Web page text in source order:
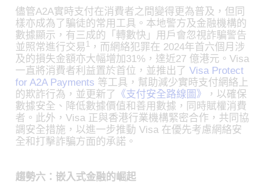
儘管A2A實時支付在消費者之間變得更為普及，但同
樣亦成為了騙徒的常用工具。本地警方及金融機構的
數據顯示，有三成的「轉數快」用戶會忽視詐騙警告
並照常進行交易 1
，而網絡犯罪在 2024年首六個月涉
及的損失金額亦大幅增加31%，達近27 億港元。Visa
一直將消費者利益置於首位，並推出了 Visa Protect
for A2A Payments 等工具，幫助減少實時支付網絡上
的欺詐行為，並更新了 《支付安全路線圖》
，以確保
數據安全、降低數據價值和善用數據，同時賦權消費
者。此外，Visa 正與香港行業機構緊密合作，共同協
調安全措施，以進一步推動 Visa 在優先考慮網絡安
全和打擊詐騙方面的承諾。
趨勢六：嵌入式金融的崛起